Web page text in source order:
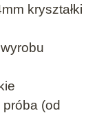
kryształki
(od